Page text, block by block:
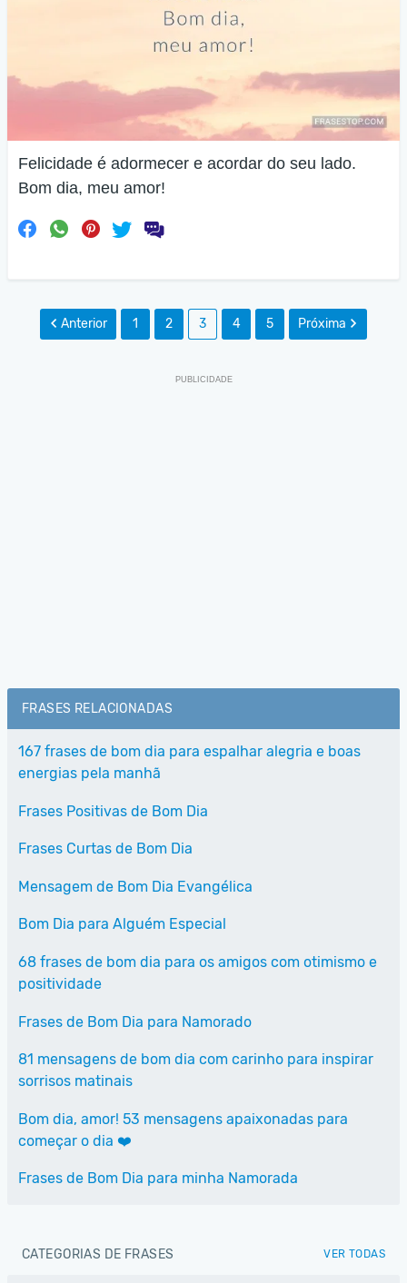
Felicidade é adormecer e acordar do seu lado.
Bom dia, meu amor!
Anterior 1 2 3 4 5 Próxima
FRASES RELACIONADAS
167 frases de bom dia para espalhar alegria e boas
energias pela manhã
Frases Positivas de Bom Dia
Frases Curtas de Bom Dia
Mensagem de Bom Dia Evangélica
Bom Dia para Alguém Especial
68 frases de bom dia para os amigos com otimismo e
positividade
Frases de Bom Dia para Namorado
81 mensagens de bom dia com carinho para inspirar
sorrisos matinais
Bom dia, amor! 53 mensagens apaixonadas para
começar o dia ❤️
Frases de Bom Dia para minha Namorada
CATEGORIAS DE FRASES VER TODAS